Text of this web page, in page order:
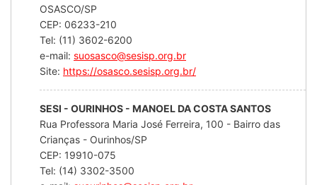
OSASCO/SP
CEP: 06233-210
Tel: (11) 3602-6200
e-mail: suosasco@sesisp.org.br
Site: https://osasco.sesisp.org.br/
SESI - OURINHOS - MANOEL DA COSTA SANTOS
Rua Professora Maria José Ferreira, 100 - Bairro das
Crianças - Ourinhos/SP
CEP: 19910-075
Tel: (14) 3302-3500